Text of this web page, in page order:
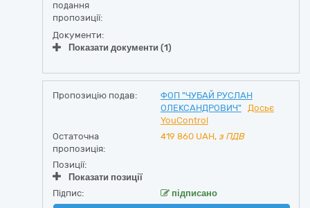
подання
пропозиції:
Документи:
Показати документи (1)
Пропозицію подав:
ФОП "ЧУБАЙ РУСЛАН
ОЛЕКСАНДРОВИЧ"
Досьє
YouControl
Остаточна
пропозиція:
419 860 UAH, з ПДВ
Позиції:
Показати позиції
Підпис:
підписано